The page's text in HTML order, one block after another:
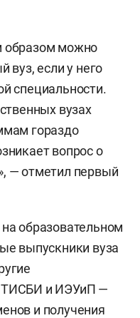
образом можно
вуз, если у него
специальности.
вузах
гораздо
вопрос о
— отметил первый
образовательном
выпускники вуза
ТИСБИ и ИЭУиП —
и получения